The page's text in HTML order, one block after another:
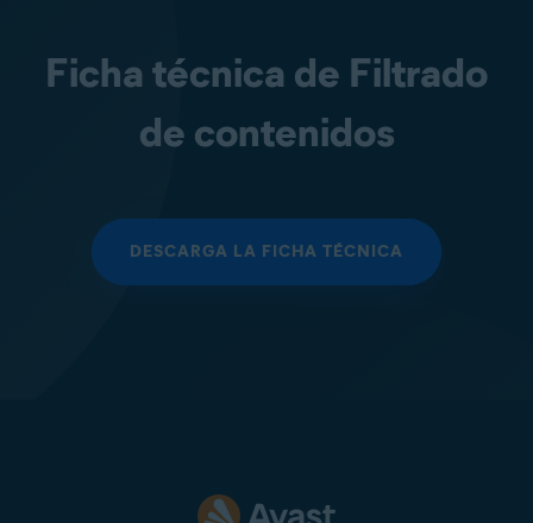
Ficha técnica de Filtrado
de contenidos
DESCARGA LA FICHA TÉCNICA